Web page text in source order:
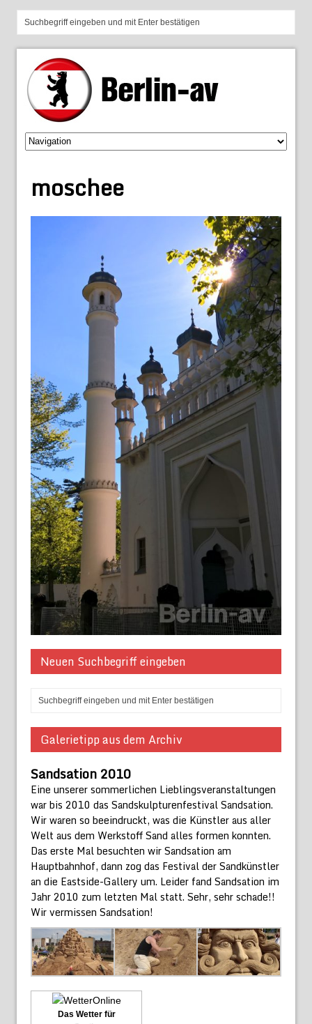
moschee
Neuen Suchbegriff eingeben
Galerietipp aus dem Archiv
Sandsation 2010
Eine unserer sommerlichen Lieblingsveranstaltungen
war bis 2010 das Sandskulpturenfestival Sandsation.
Wir waren so beeindruckt, was die Künstler aus aller
Welt aus dem Werkstoff Sand alles formen konnten.
Das erste Mal besuchten wir Sandsation am
Hauptbahnhof, dann zog das Festival der Sandkünstler
an die Eastside-Gallery um. Leider fand Sandsation im
Jahr 2010 zum letzten Mal statt. Sehr, sehr schade!!
Wir vermissen Sandsation!
Das Wetter für